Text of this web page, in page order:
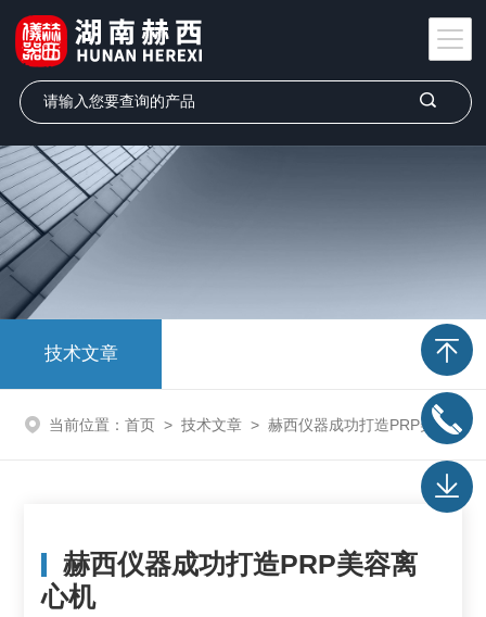
技术文章
当前位置： 首页 > 技术文章 > 赫西仪器成功打造PRP美容离心机
赫西仪器成功打造PRP美容离
心机